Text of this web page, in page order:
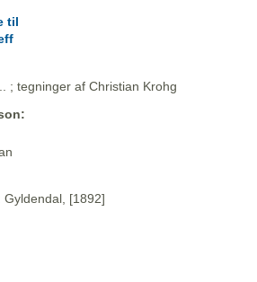
til
; tegninger af Christian Krohg
Gyldendal, [1892]